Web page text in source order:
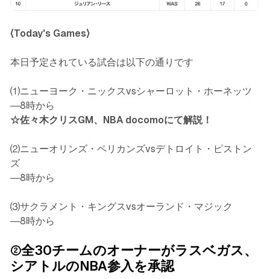
〈Today's Games〉
本日予定されている試合は以下の通りです
⑴ニューヨーク・ニックスvsシャーロット・ホーネッツ
―8時から
☆佐々木クリスGM、NBA docomoにて解説！
⑵ニューオリンズ・ペリカンズvsデトロイト・ピストン
ズ
―8時から
⑶サクラメント・キングスvsオーランド・マジック
―8時から
②全30チームのオーナーがラスベガス、
シアトルのNBA参入を承認